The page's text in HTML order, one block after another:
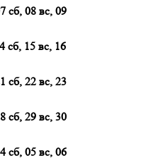
сб, 08 вс, 09
сб, 15 вс, 16
сб, 22 вс, 23
сб, 29 вс, 30
сб, 05 вс, 06